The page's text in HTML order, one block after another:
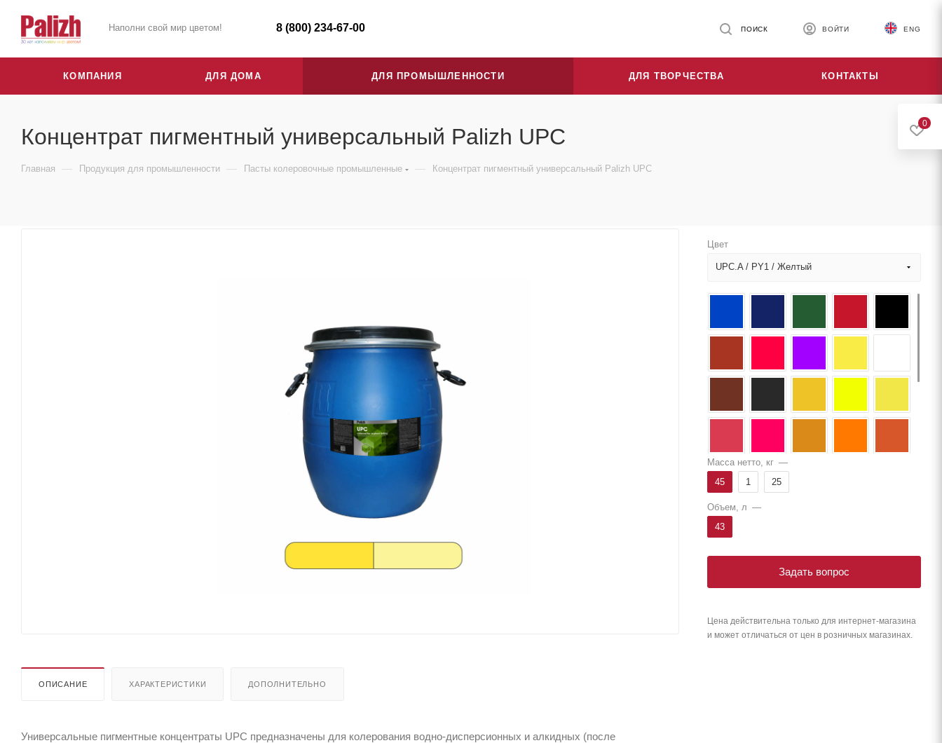
Наполни свой мир цветом! 8 (800) 234-67-00 ENG
ВОЙТИ
ПОИСК
КОМПАНИЯ ДЛЯ ДОМА ДЛЯ ПРОМЫШЛЕННОСТИ ДЛЯ ТВОРЧЕСТВА КОНТАКТЫ
Концентрат пигментный универсальный Palizh UPC
Главная — Продукция для промышленности — Пасты колеровочные промышленные — Концентрат пигментный универсальный Palizh UPC
ОПИСАНИЕ ХАРАКТЕРИСТИКИ ДОПОЛНИТЕЛЬНО
Универсальные пигментные концентраты UPC предназначены для колерования водно-дисперсионных и алкидных (после
Цвет
UPC.A / PY1 / Желтый
Масса нетто, кг —
45
1 25
Объем, л —
43
Задать вопрос
Цена действительна только для интернет-магазина
и может отличаться от цен в розничных магазинах.
0